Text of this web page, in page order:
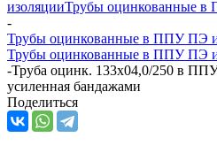
изоляцииТрубы оцинкованные
-
Трубы оцинкованные в ППУ ПЭ
Трубы оцинкованные в ППУ ПЭ
-Труба оцинк. 133х04,0/250 в
усиленная бандажами
Поделиться